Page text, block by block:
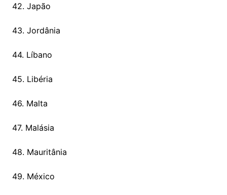
42. Japão
43. Jordânia
44. Líbano
45. Libéria
46. Malta
47. Malásia
48. Mauritânia
49. México